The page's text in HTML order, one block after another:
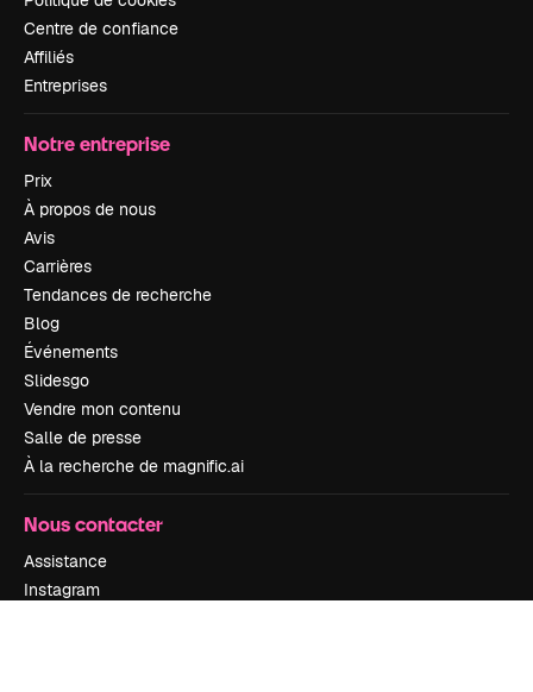
Centre de confiance
Affiliés
Entreprises
Notre entreprise
Prix
À propos de nous
Avis
Carrières
Tendances de recherche
Blog
Événements
Slidesgo
Vendre mon contenu
Salle de presse
À la recherche de magnific.ai
Nous contacter
Assistance
Instagram